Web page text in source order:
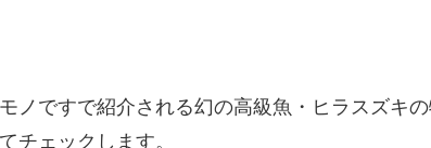
ノですで紹介される幻の高級魚・ヒラスズキ
チェックします。